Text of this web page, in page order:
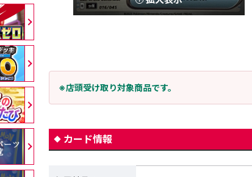
※店頭受け取り対象商品です。
カード情報